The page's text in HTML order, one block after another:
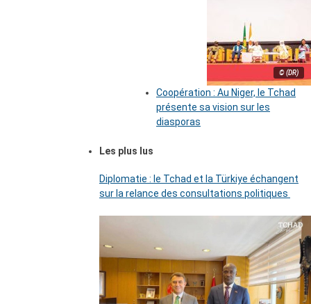
© (DR)
Coopération : Au Niger, le Tchad
présente sa vision sur les
diasporas
Les plus lus
Diplomatie : le Tchad et la Türkiye échangent
sur la relance des consultations politiques